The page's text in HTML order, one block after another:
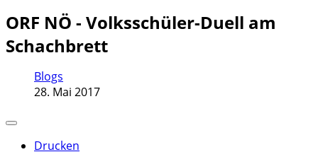
ORF NÖ - Volksschüler-Duell am
Schachbrett
Blogs
28. Mai 2017
Drucken